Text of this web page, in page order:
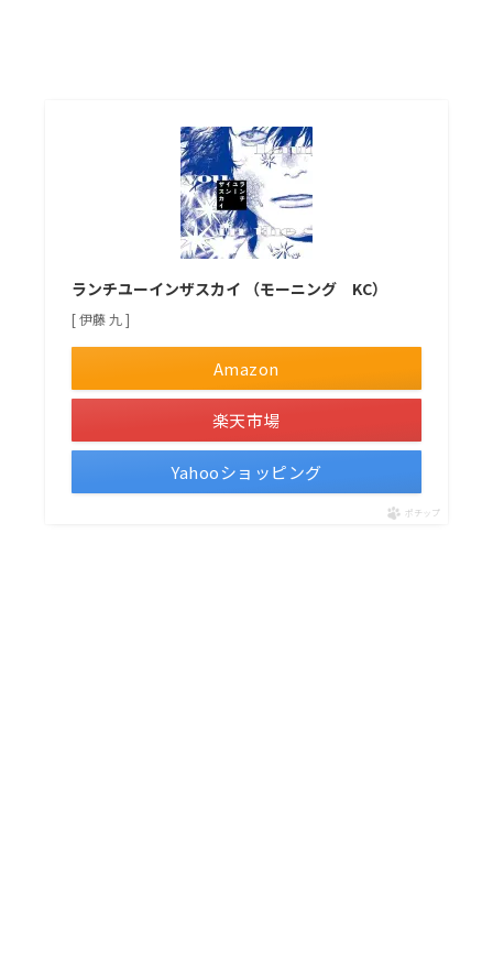
ランチユーインザスカイ （モーニング KC）
[ 伊藤 九 ]
Amazon
楽天市場
Yahooショッピング
ポチップ